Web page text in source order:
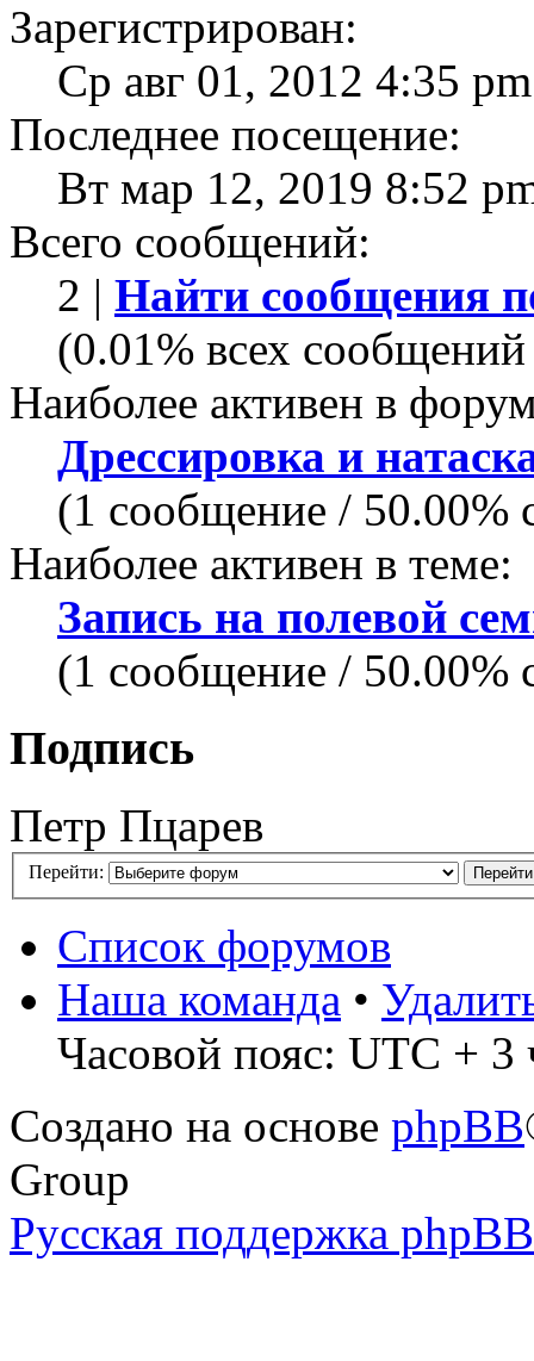
Зарегистрирован:
Ср авг 01, 2012 4:35 pm
Последнее посещение:
Вт мар 12, 2019 8:52
Всего сообщений:
2 | Найти сообщения
(0.01% всех
Наиболее активен в
Дрессировка и
(1 сообщение / 50.00%
Наиболее активен в теме:
Запись на полевой
(1 сообщение / 50.00%
Подпись
Петр Пцарев
Перейти:
Список форумов
Наша команда •
Часовой пояс: UTC + 3
Создано на основе phpBB
Group
Русская поддержка phpBB